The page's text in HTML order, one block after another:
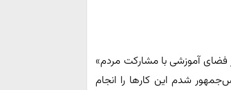
آموزشی با مشارکت مردم»
شدم این کارها را انجام